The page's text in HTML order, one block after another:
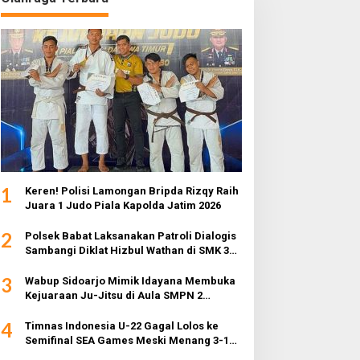
1
Keren! Polisi Lamongan Bripda Rizqy Raih
Juara 1 Judo Piala Kapolda Jatim 2026
2
Polsek Babat Laksanakan Patroli Dialogis
Sambangi Diklat Hizbul Wathan di SMK 3
3
Wabup Sidoarjo Mimik Idayana Membuka
Kejuaraan Ju-Jitsu di Aula SMPN 2
4
Timnas Indonesia U-22 Gagal Lolos ke
Semifinal SEA Games Meski Menang 3-1